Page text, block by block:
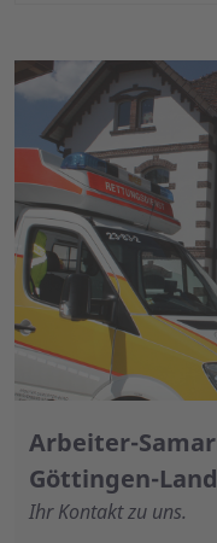
Arbeiter-
Göttingen-Land
Ihr Kontakt zu uns.